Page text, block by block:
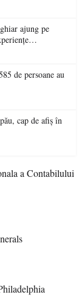
ajung pe
de persoane au
cap de afiș în